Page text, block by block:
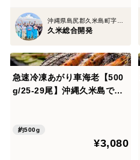
沖縄県島尻郡久米島町字北原
久米総合開発
急速冷凍あがり車海老【500
g/25-29尾】沖縄久米島で育
m】【加熱調理用】【クール
約500g
¥3,080